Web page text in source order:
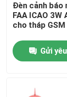
Các sản phẩm
Về chúng tôi
Tham quan
Đèn cảnh báo
FAA ICAO 3W
cho tháp GSM
Gửi